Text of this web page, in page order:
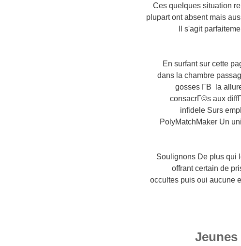
Ces quelques situation
plupart ont absent mais
Il s'agit
En surfant sur cette
dans la chambre
gosses Г­В la
consacrГ©s aux
infidele Surs
PolyMatchMaker Un
Soulignons De plus qui
offrant certain de
occultes puis oui aucune